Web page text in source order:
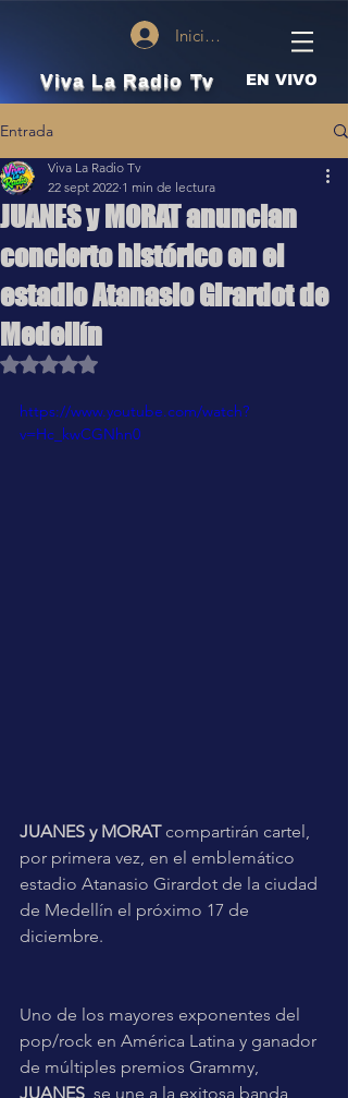
Iniciar sesión
Viva La Radio Tv EN VIVO
Entrada
JUANES y MORAT anuncian
concierto histórico en el
estadio Atanasio Girardot de
Medellín
Viva La Radio Tv
22 sept 2022 1 min de lectura
Obtuvo NaN de 5 estrellas.
https://www.youtube.com/watch?
v=Hc_kwCGNhn0
JUANES y MORAT compartirán cartel,
por primera vez, en el emblemático
estadio Atanasio Girardot de la ciudad
de Medellín el próximo 17 de
diciembre.
Uno de los mayores exponentes del
pop/rock en América Latina y ganador
de múltiples premios Grammy,
JUANES , se une a la exitosa banda